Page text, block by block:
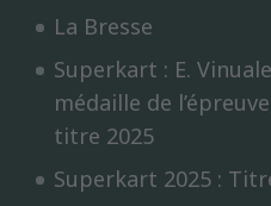
La Bresse
Superkart : E.
médaille de
titre 2025
Superkart 2025 :